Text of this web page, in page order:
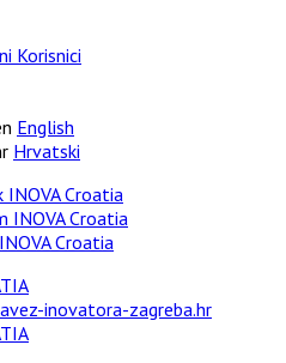
Korisnici
English
Hrvatski
INOVA Croatia
INOVA Croatia
Croatia
inovatora-zagreba.hr